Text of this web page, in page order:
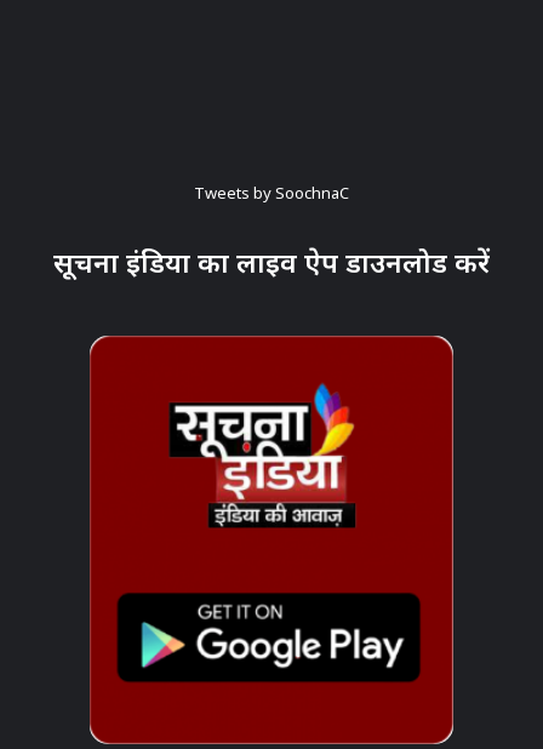
Tweets by SoochnaC
सूचना इंडिया का लाइव ऐप डाउनलोड करें